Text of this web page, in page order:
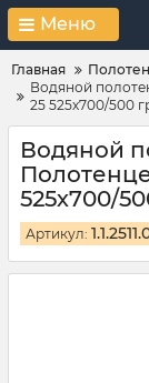
Меню
Главная
Водяной
25 525х700/500
Водяной
525х700/
Артикул: